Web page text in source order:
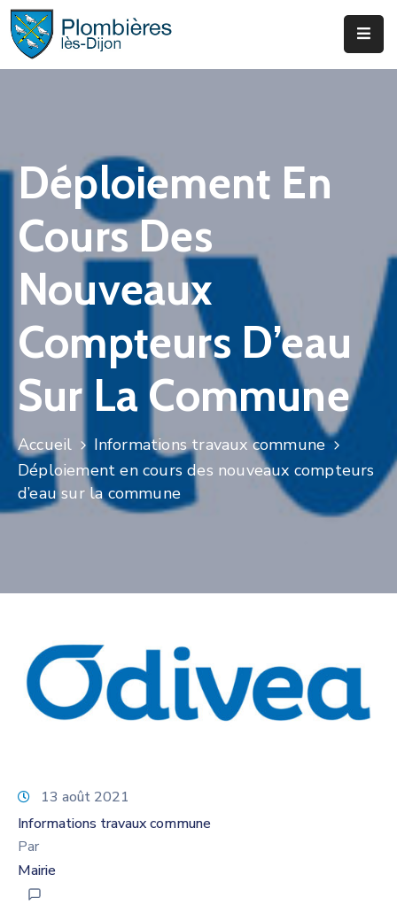
Faire
Infos
Actus
Déploiement En
Cours Des
Nouveaux
Compteurs D’eau
Sur La Commune
Accueil
Informations travaux commune
Déploiement en cours des nouveaux compteurs
d’eau sur la commune
13 août 2021
Informations travaux commune
Par
Mairie